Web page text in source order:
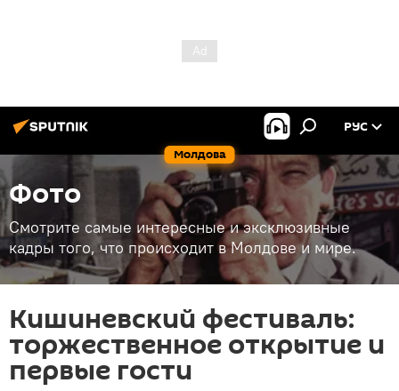
Молдова
РУС
Фото
Смотрите самые интересные и эксклюзивные
кадры того, что происходит в Молдове и мире.
Кишиневский фестиваль:
торжественное открытие и
первые гости